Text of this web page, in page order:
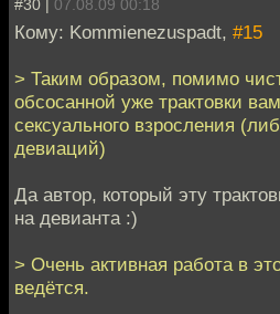
#30 | 07.08.09 00:18
Кому: Kommienezuspadt, #15
> Таким образом, помимо
обсосанной уже трактовки
сексуального взросления
девиаций)
Да автор, который эту
на девианта :)
> Очень активная работа в
ведётся.